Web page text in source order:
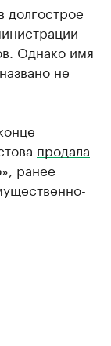
долгострое
Однако имя
не
продала
ранее